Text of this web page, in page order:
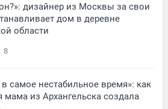
дизайнер из Москвы за свои
дом в деревне
области
8
самое нестабильное время»: как
мама из Архангельска создала